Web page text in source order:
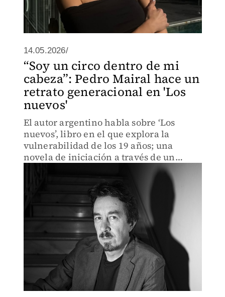
14.05.2026/
“Soy un circo dentro de mi
cabeza”: Pedro Mairal hace un
retrato generacional en 'Los
nuevos'
El autor argentino habla sobre ‘Los
nuevos’, libro en el que explora la
vulnerabilidad de los 19 años; una
novela de iniciación a través de un